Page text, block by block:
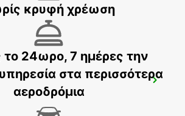
HOTEL
κρυφή χρέωση
24ωρο, 7 ημέρες την
στα περισσότερα
αεροδρόμια